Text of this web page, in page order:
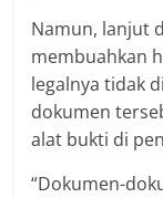
Namun, lanjut
membuahkan
legalnya tidak
dokumen
alat bukti di
“Dokumen-